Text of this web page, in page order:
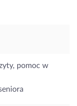
pomoc w